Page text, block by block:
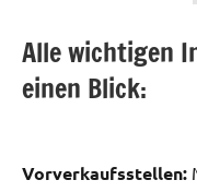
Alle wichtigen
einen Blick:
Vorverkaufsstellen: